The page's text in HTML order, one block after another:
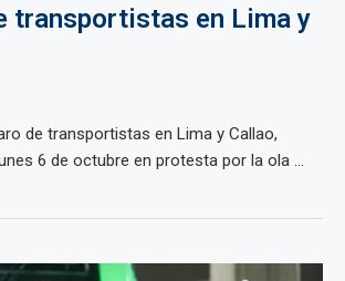
transportistas en Lima y
de transportistas en Lima y Callao,
6 de octubre en protesta por la ola ...